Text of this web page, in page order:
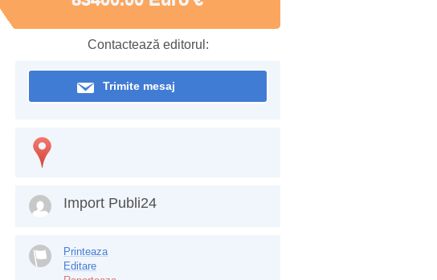
Contactează editorul:
Trimite mesaj
Import Publi24
Printeaza
Editare